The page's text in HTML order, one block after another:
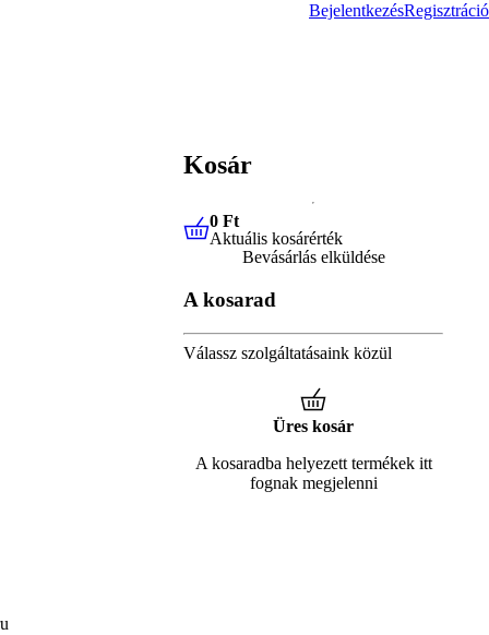
BejelentkezésRegisztráció
Kosár
0 FtAktuális kosárérték
0 Ft
Aktuális kosárérték
Bevásárlás elküldése
A kosarad
Válassz szolgáltatásaink közül
Üres kosár
A kosaradba helyezett termékek itt
fognak megjelenni